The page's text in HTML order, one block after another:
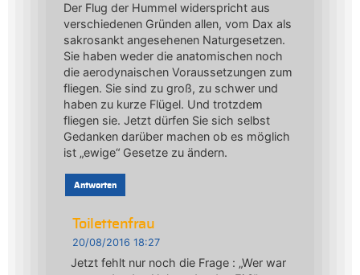
Der Flug der Hummel widerspricht aus
verschiedenen Gründen allen, vom Dax als
sakrosankt angesehenen Naturgesetzen.
Sie haben weder die anatomischen noch
die aerodynaischen Voraussetzungen zum
fliegen. Sie sind zu groß, zu schwer und
haben zu kurze Flügel. Und trotzdem
fliegen sie. Jetzt dürfen Sie sich selbst
Gedanken darüber machen ob es möglich
ist „ewige“ Gesetze zu ändern.
Antworten
Toilettenfrau
20/08/2016 18:27
Jetzt fehlt nur noch die Frage : „Wer war